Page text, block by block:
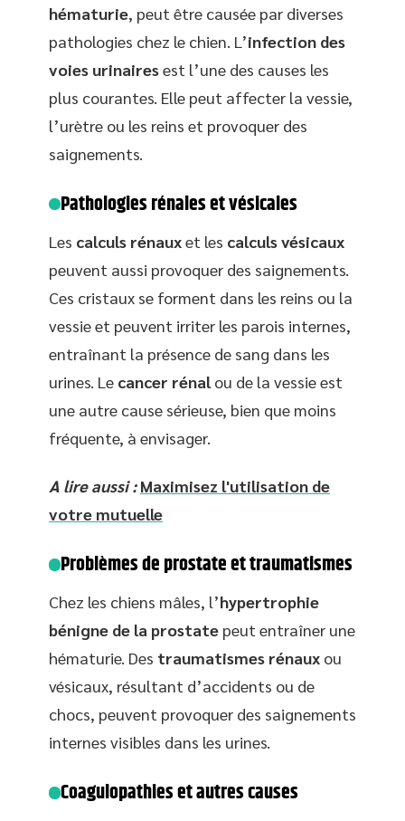
hématurie, peut être causée par diverses
pathologies chez le chien. L’infection des
voies urinairesest l’une des causes les
plus courantes. Elle peut affecter la vessie,
l’urètre ou les reins et provoquer des
saignements.
Pathologies rénales et vésicales
Les calculs rénauxet les calculs vésicaux
peuvent aussi provoquer des saignements.
Ces cristaux se forment dans les reins ou la
vessie et peuvent irriter les parois internes,
entraînant la présence de sang dans les
urines. Le cancer rénal ou de la vessie est
une autre cause sérieuse, bien que moins
fréquente, à envisager.
A lire aussi : Maximisez l'utilisation de
votre mutuelle
Problèmes de prostate et traumatismes
Chez les chiens mâles, l’hypertrophie
bénigne de la prostate peut entraîner une
hématurie. Des traumatismes rénaux ou
vésicaux, résultant d’accidents ou de
chocs, peuvent provoquer des saignements
internes visibles dans les urines.
Coagulopathies et autres causes